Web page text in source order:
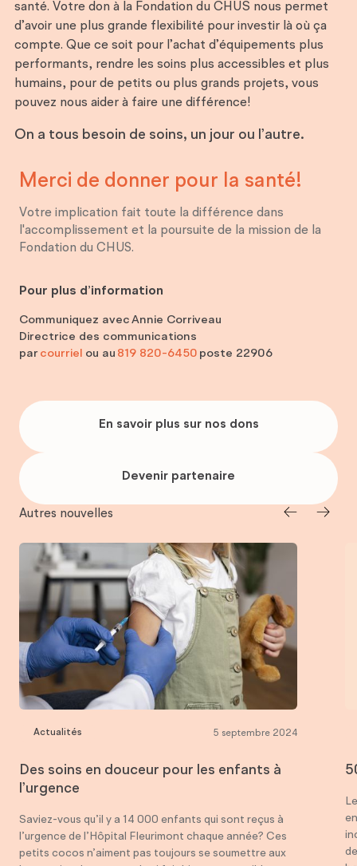
santé. Votre don à la Fondation du CHUS nous permet
d’avoir une plus grande flexibilité pour investir là où ça
compte. Que ce soit pour l’achat d’équipements plus
performants, rendre les soins plus accessibles et plus
humains, pour de petits ou plus grands projets, vous
pouvez nous aider à faire une différence!
On a tous besoin de soins, un jour ou l’autre.
Merci de donner pour la santé!
Votre implication fait toute la différence dans
l'accomplissement et la poursuite de la mission de la
Fondation du CHUS.
Pour plus d’information
Communiquez avec Annie Corriveau
Directrice des communications
par courriel ou au 819 820-6450 poste 22906
En
savoir
plus
sur
nos
dons
En savoir plus sur nos dons
Devenir
partenaire
Devenir partenaire
Autres nouvelles
Actualités 5 septembre 2024
Des soins en douceur pour les enfants à
l’urgence
Saviez-vous qu’il y a 14 000 enfants qui sont reçus à
l’urgence de l’Hôpital Fleurimont chaque année? Ces
petits cocos n’aiment pas toujours se soumettre aux